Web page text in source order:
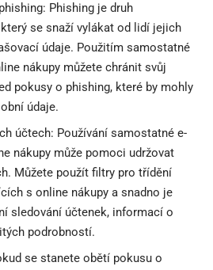
Phishing je druh
se snaží vylákat od lidí jejich
údaje. Použitím samostatné
nákupy můžete chránit svůj
pokusy o phishing, které by mohly
údaje.
účtech: Používání samostatné e-
nákupy může pomoci udržovat
Můžete použít filtry pro třídění
s online nákupy a snadno je
sledování účtenek, informací o
podrobností.
se stanete obětí pokusu o